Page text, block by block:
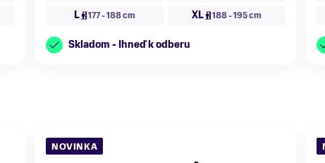
L 177 - 188 cm XL 188 - 195 cm
Skladom - Ihneď k odberu
NOVINKA